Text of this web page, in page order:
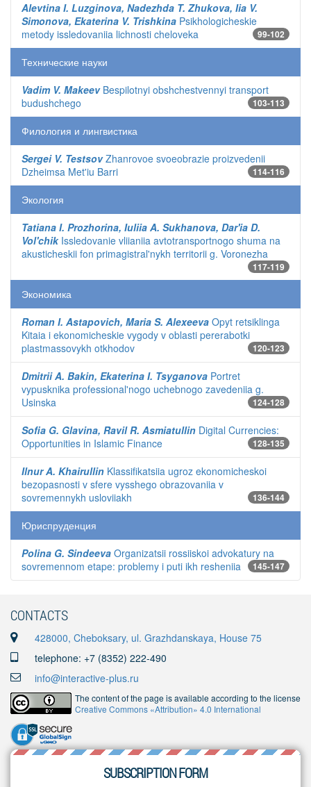
Alevtina I. Luzginova, Nadezhda T. Zhukova, Iia V.
Simonova, Ekaterina V. Trishkina Psikhologicheskie
metody issledovaniia lichnosti cheloveka
99-102
Технические науки
Vadim V. MakeevBespilotnyi obshchestvennyi transport
budushchego
103-113
Филология и лингвистика
Sergei V. TestsovZhanrovoe svoeobrazie proizvedenii
Dzheimsa Met'iu Barri
114-116
Экология
Tatiana I. Prozhorina, Iuliia A. Sukhanova, Dar'ia D.
Vol'chikIssledovanie vliianiia avtotransportnogo shuma na
akusticheskii fon primagistral'nykh territorii g. Voronezha
117-119
Экономика
Roman I. Astapovich, Maria S. Alexeeva Opyt retsiklinga
Kitaia i ekonomicheskie vygody v oblasti pererabotki
plastmassovykh otkhodov
120-123
Dmitrii A. Bakin, Ekaterina I. Tsyganova Portret
vypusknika professional'nogo uchebnogo zavedeniia g.
Usinska
124-128
Sofia G. Glavina, Ravil R. Asmiatullin Digital Currencies:
Opportunities in Islamic Finance
128-135
Ilnur A. Khairullin Klassifikatsiia ugroz ekonomicheskoi
bezopasnosti v sfere vysshego obrazovaniia v
sovremennykh usloviiakh
136-144
Юриспруденция
Polina G. Sindeeva Organizatsii rossiiskoi advokatury na
sovremennom etape: problemy i puti ikh resheniia
145-147
CONTACTS
428000, Cheboksary, ul. Grazhdanskaya, House 75
telephone: +7 (8352) 222-490
info@interactive-plus.ru
The content of the page is available according to the license
Creative Commons «Attribution» 4.0 International
SUBSCRIPTION FORM